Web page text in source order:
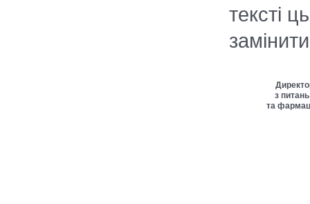
тексті
з
та